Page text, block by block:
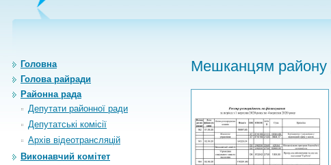
Головна
Голова райради
Районна рада
Депутати районної ради
Депутатські комісії
Архiв вiдеотрансляцiй
Виконавчий комітет
Мешканцям району